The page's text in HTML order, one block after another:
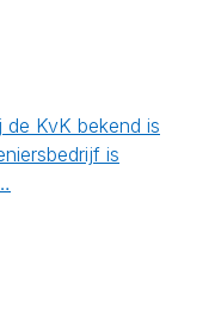
de KvK bekend is
is